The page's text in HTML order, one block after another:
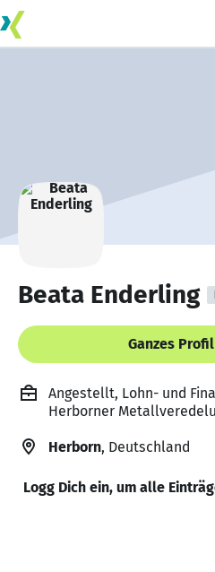
Beata Enderling
Ganzes
Angestellt, Lohn- und
Herborner
Herborn, Deutschland
Logg Dich ein, um alle